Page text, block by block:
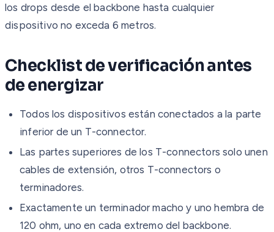
los drops desde el backbone hasta cualquier
dispositivo no exceda 6 metros.
Checklist de verificación antes
de energizar
Todos los dispositivos están conectados a la parte
inferior de un T-connector.
Las partes superiores de los T-connectors solo unen
cables de extensión, otros T-connectors o
terminadores.
Exactamente un terminador macho y uno hembra de
120 ohm, uno en cada extremo del backbone.